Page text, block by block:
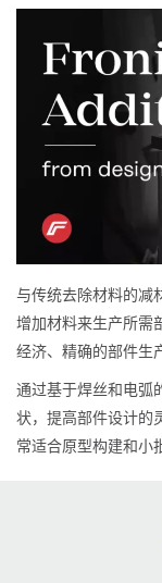
与传统去除材料的减
增加材料来生产所需
经济、精确的部件生
通过基于焊丝和电弧
状，提高部件设计的
常适合原型构建和小